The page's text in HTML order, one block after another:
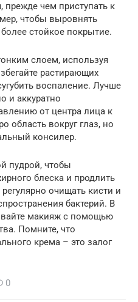
прежде чем приступать к
чтобы выровнять
стойкое покрытие.
слоем, используя
растирающих
воспаление. Лучше
и аккуратно
от центра лица к
область вокруг глаз, но
консилер.
пудрой, чтобы
блеска и продлить
очищать кисти и
бактерий. В
макияж с помощью
Помните, что
крема – это залог
0